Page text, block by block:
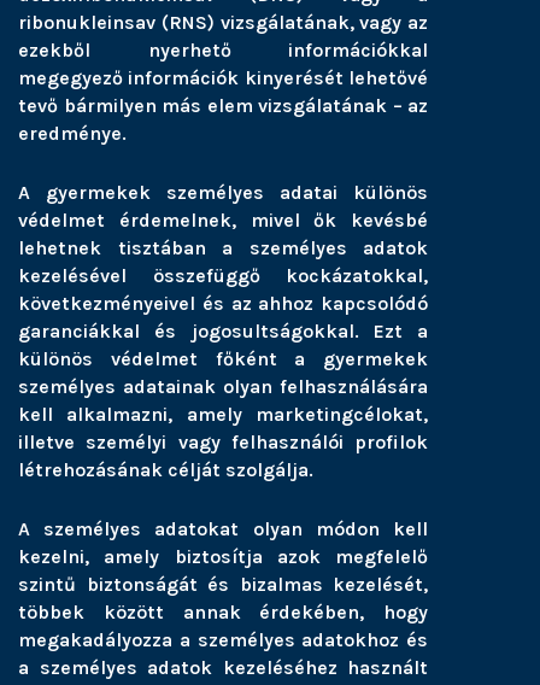
ribonukleinsav (RNS) vizsgálatának, vagy az
ezekből nyerhető információkkal
megegyező információk kinyerését lehetővé
tevő bármilyen más elem vizsgálatának – az
eredménye.
A gyermekek személyes adatai különös
védelmet érdemelnek, mivel ők kevésbé
lehetnek tisztában a személyes adatok
kezelésével összefüggő kockázatokkal,
következményeivel és az ahhoz kapcsolódó
garanciákkal és jogosultságokkal. Ezt a
különös védelmet főként a gyermekek
személyes adatainak olyan felhasználására
kell alkalmazni, amely marketingcélokat,
illetve személyi vagy felhasználói profilok
létrehozásának célját szolgálja.
A személyes adatokat olyan módon kell
kezelni, amely biztosítja azok megfelelő
szintű biztonságát és bizalmas kezelését,
többek között annak érdekében, hogy
megakadályozza a személyes adatokhoz és
a személyes adatok kezeléséhez használt